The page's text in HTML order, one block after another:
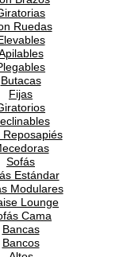
Ruedas
Butacas
Fijas
Reposapiés
Sofás
Estándar
Modulares
Lounge
Cama
Bancas
Bancos